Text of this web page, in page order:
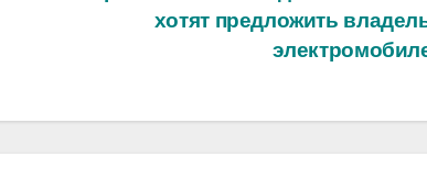
хотят предложить